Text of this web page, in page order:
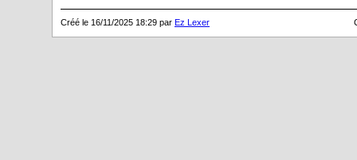
Créé le 16/11/2025 18:29 par Ez Lexer